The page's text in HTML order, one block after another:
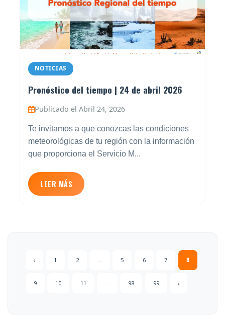
NOTICIAS
Pronóstico del tiempo | 24 de abril 2026
Publicado el Abril 24, 2026
Te invitamos a que conozcas las condiciones
meteorológicas de tu región con la información
que proporciona el Servicio M...
LEER MÁS
‹ 1 2 ... 5 6 7 8
9 10 11 98 99 ›